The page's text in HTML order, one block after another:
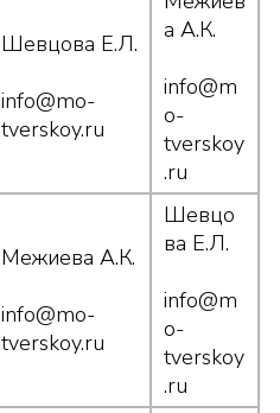
Шевцова Е.Л.
info@mo-
tverskoy.ru
а А.К.
info@m
o-
tverskoy
.ru
Межиева А.К.
info@mo-
tverskoy.ru
Шевцо
ва Е.Л.
info@m
o-
tverskoy
.ru